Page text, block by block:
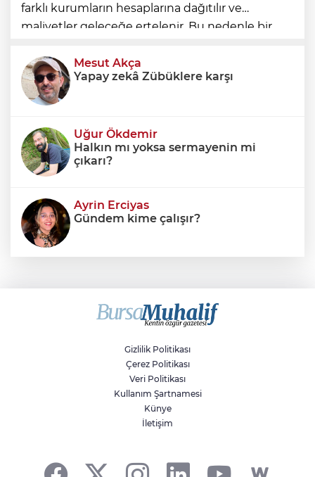
farklı kurumların hesaplarına dağıtılır ve
maliyetler geleceğe ertelenir. Bu nedenle bir
yalnızca bütçe açığına veya resmi borç stok
Mesut Akça
Yapay zekâ Zübüklere karşı
Uğur Ökdemir
Halkın mı yoksa sermayenin mi
çıkarı?
Ayrin Erciyas
Gündem kime çalışır?
Savaşların gölgesinde engellilik,
doğa ve kaybedilen gelecek
Gizlilik Politikası
Çerez Politikası
Veri Politikası
Kullanım Şartnamesi
Künye
İletişim